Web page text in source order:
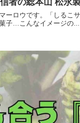
者の総本山 松永
ーロウです。「しるこ
子…こんなイメージの...